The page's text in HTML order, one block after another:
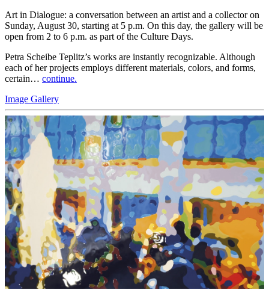
Art in Dialogue: a conversation between an artist and a collector on
Sunday, August 30, starting at 5 p.m. On this day, the gallery will be
open from 2 to 6 p.m. as part of the Culture Days.
Petra Scheibe Teplitz’s works are instantly recognizable. Although
each of her projects employs different materials, colors, and forms,
certain… continue.
Image Gallery